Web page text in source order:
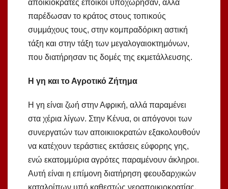
αποικιοκράτες έποικοι υποχώρησαν, αλλά
παρέδωσαν το κράτος στους τοπικούς
συμμάχους τους, στην κομπραδόρικη αστική
τάξη και στην τάξη των μεγαλογαιοκτημόνων,
που διατήρησαν τις δομές της εκμετάλλευσης.
Η γη και το Αγροτικό Ζήτημα
Η γη είναι ζωή στην Αφρική, αλλά παραμένει
στα χέρια λίγων. Στην Κένυα, οι απόγονοι των
συνεργατών των αποικιιοκρατών εξακολουθούν
να κατέχουν τεράστιες εκτάσεις εύφορης γης,
ενώ εκατομμύρια αγρότες παραμένουν άκληροι.
Αυτή είναι η επίμονη διατήρηση φεουδαρχικών
καταλοίπων υπό καθεστώς νεοαποικιοκρατίας.